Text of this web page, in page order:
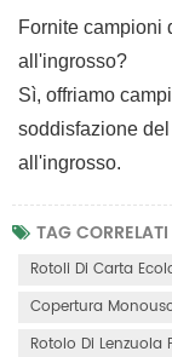
Fornite campioni
all'ingrosso?
Sì, offriamo
soddisfazione
all'ingrosso.
TAG
Rotoli Di Carta
Copertura
Rotolo Di Lenzuola